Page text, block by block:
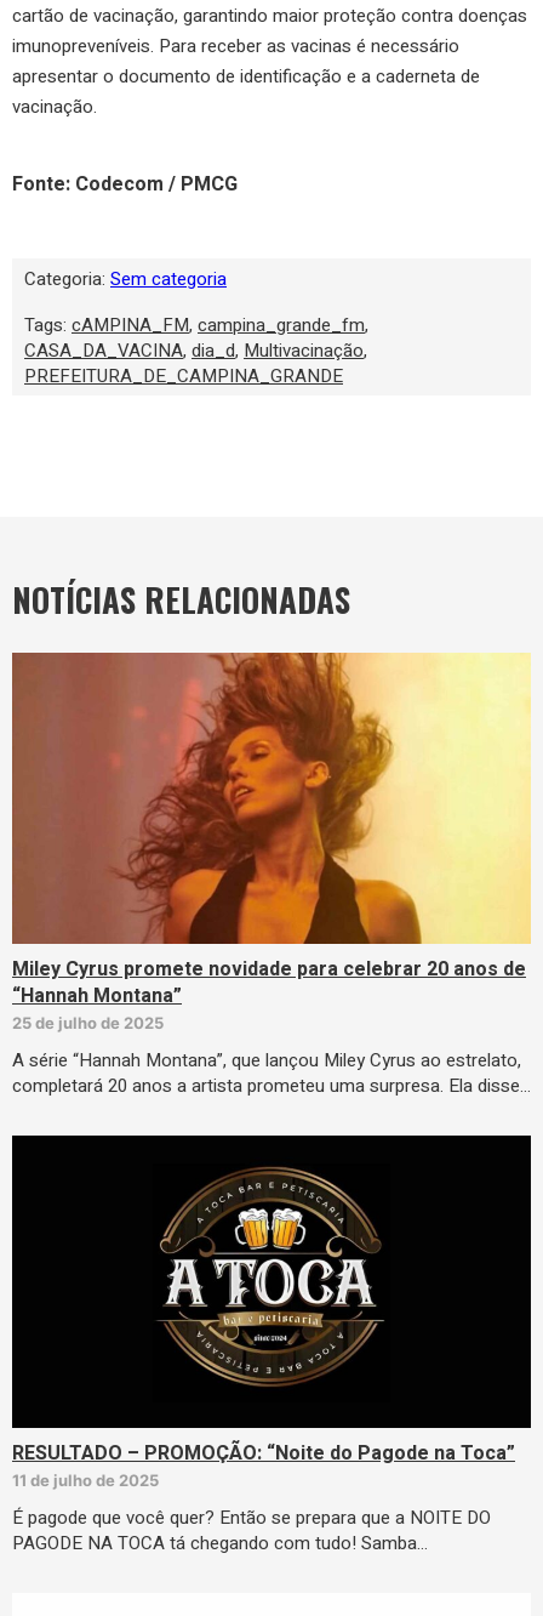
cartão de vacinação, garantindo maior proteção contra doenças
imunopreveníveis. Para receber as vacinas é necessário
apresentar o documento de identificação e a caderneta de
vacinação.
Fonte: Codecom / PMCG
Categoria: Sem categoria
Tags: cAMPINA_FM, campina_grande_fm,
CASA_DA_VACINA, dia_d, Multivacinação,
PREFEITURA_DE_CAMPINA_GRANDE
NOTÍCIAS RELACIONADAS
Miley Cyrus promete novidade para celebrar 20 anos de
“Hannah Montana”
25 de julho de 2025
A série “Hannah Montana”, que lançou Miley Cyrus ao estrelato,
completará 20 anos a artista prometeu uma surpresa. Ela disse…
RESULTADO – PROMOÇÃO: “Noite do Pagode na Toca”
11 de julho de 2025
É pagode que você quer? Então se prepara que a NOITE DO
PAGODE NA TOCA tá chegando com tudo! Samba…